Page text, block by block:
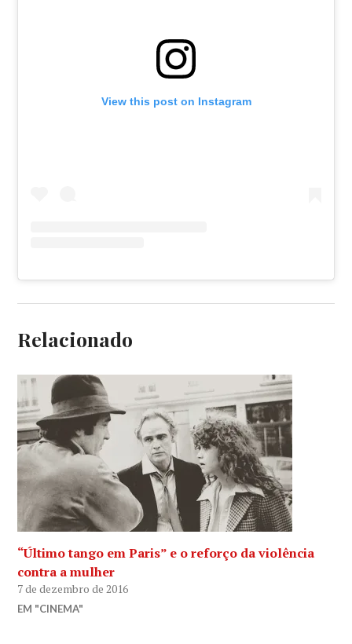
View this post on Instagram
Relacionado
“Último tango em Paris” e o reforço da violência
contra a mulher
7 de dezembro de 2016
EM "CINEMA"